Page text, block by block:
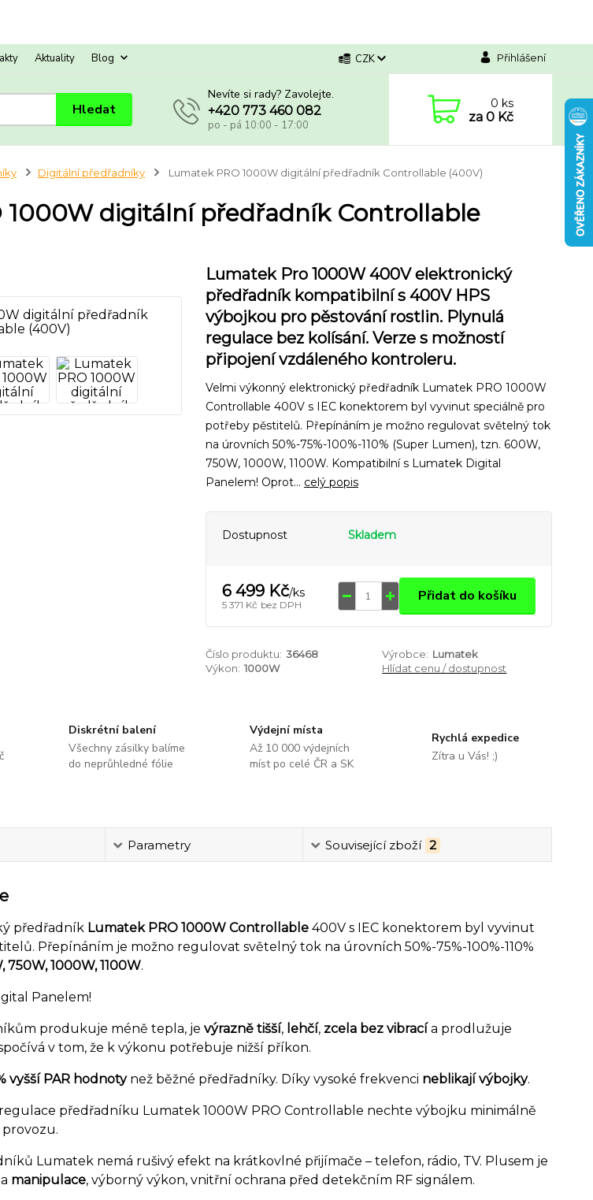
Aktuality Blog CZK Přihlášení
Hledat
Nevíte si rady? Zavolejte.
+420 773 460 082
po - pá 10:00 - 17:00
0ks
za 0 Kč
Digitální předřadníky Lumatek PRO 1000W digitální předřadník Controllable (400V)
1000W digitální předřadník Controllable
Lumatek Pro 1000W 400V elektronický
předřadník kompatibilní s 400V HPS
výbojkou pro pěstování rostlin. Plynulá
regulace bez kolísání. Verze s možností
připojení vzdáleného kontroleru.
Velmi výkonný elektronický předřadník Lumatek PRO 1000W
Controllable 400V s IEC konektorem byl vyvinut speciálně pro
potřeby pěstitelů. Přepínáním je možno regulovat světelný tok
na úrovních 50%-75%-100%-110% (Super Lumen), tzn. 600W,
750W, 1000W, 1100W. Kompatibilní s Lumatek Digital
Panelem! Oprot... celý popis
Dostupnost Skladem
6 499 Kč/ks
5 371 Kč bez DPH Přidat do košíku
Číslo produktu: 36468 Výrobce: Lumatek
Výkon: 1000W Hlídat cenu / dostupnost
Diskrétní balení
Všechny zásilky balíme
do neprůhledné fólie
Výdejní místa
Až 10 000 výdejních
míst po celé ČR a SK
Rychlá expedice
Zítra u Vás! ;)
Parametry Související zboží 2
předřadník Lumatek PRO 1000W Controllable400V s IEC konektorem byl vyvinut
Přepínáním je možno regulovat světelný tok na úrovních 50%-75%-100%-110%
750W, 1000W, 1100W.
Panelem!
produkuje méně tepla, je výrazně tišší, lehčí, zcela bez vibracía prodlužuje
v tom, že k výkonu potřebuje nižší příkon.
vyšší PAR hodnotynež běžné předřadníky. Díky vysoké frekvenci neblikají výbojky.
předřadníku Lumatek 1000W PRO Controllable nechte výbojku minimálně
Lumatek nemá rušivý efekt na krátkovlné přijímače – telefon, rádio, TV. Plusem je
manipulace, výborný výkon, vnitřní ochrana před detekčním RF signálem.